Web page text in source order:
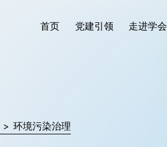
首页 党建引领 走进学会
> 环境污染治理